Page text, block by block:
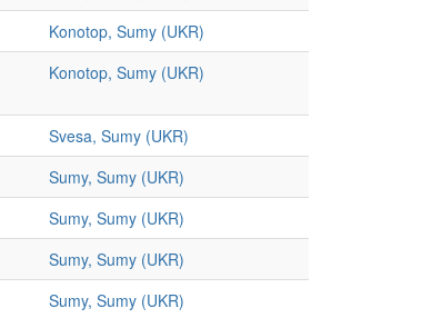
Konotop, Sumy (UKR)
Konotop, Sumy (UKR)
Svesa, Sumy (UKR)
Sumy, Sumy (UKR)
Sumy, Sumy (UKR)
Sumy, Sumy (UKR)
Sumy, Sumy (UKR)